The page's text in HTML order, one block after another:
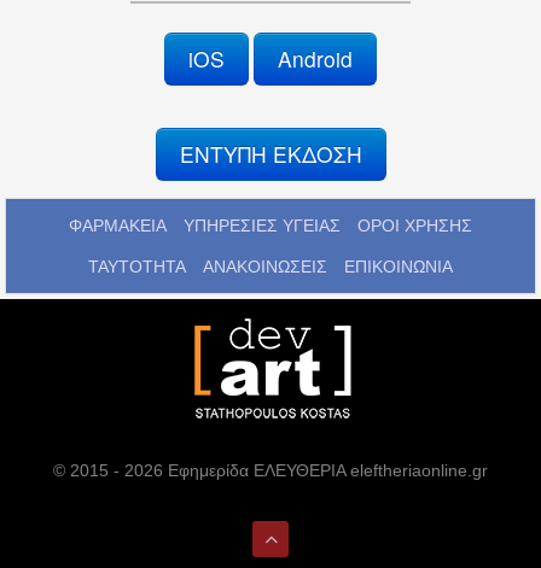
iOS Android
ΕΝΤΥΠΗ ΕΚΔΟΣΗ
ΦΑΡΜΑΚΕΙΑ ΥΠΗΡΕΣΙΕΣ ΥΓΕΙΑΣ ΟΡΟΙ ΧΡΗΣΗΣ
ΤΑΥΤΟΤΗΤΑ ΑΝΑΚΟΙΝΩΣΕΙΣ ΕΠΙΚΟΙΝΩΝΙΑ
© 2015 - 2026 Εφημερίδα ΕΛΕΥΘΕΡΙΑ eleftheriaonline.gr